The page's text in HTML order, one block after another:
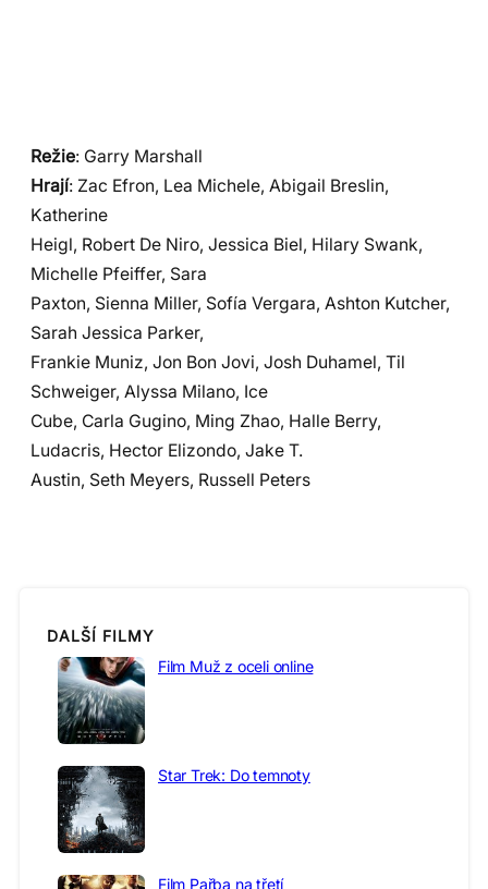
Režie: Garry Marshall
Hrají: Zac Efron, Lea Michele, Abigail Breslin,
Katherine
Heigl, Robert De Niro, Jessica Biel, Hilary Swank,
Michelle Pfeiffer, Sara
Paxton, Sienna Miller, Sofía Vergara, Ashton Kutcher,
Sarah Jessica Parker,
Frankie Muniz, Jon Bon Jovi, Josh Duhamel, Til
Schweiger, Alyssa Milano, Ice
Cube, Carla Gugino, Ming Zhao, Halle Berry,
Ludacris, Hector Elizondo, Jake T.
Austin, Seth Meyers, Russell Peters
DALŠÍ FILMY
Film Muž z oceli online
Star Trek: Do temnoty
Film Pařba na třetí